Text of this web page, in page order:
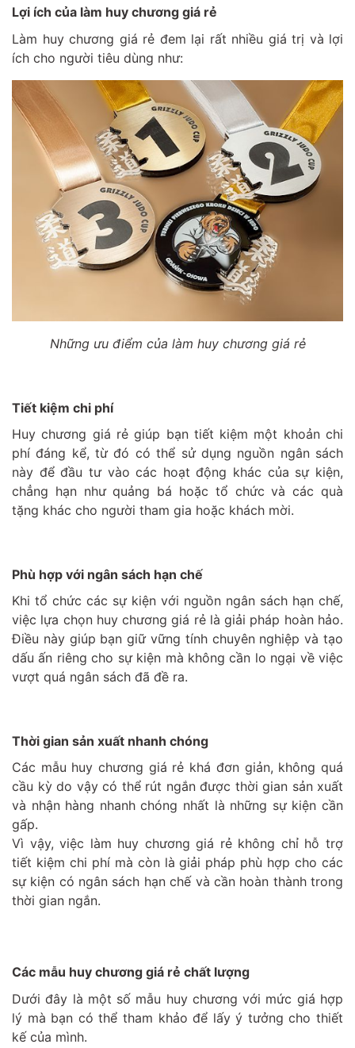
Lợi ích của làm huy chương giá rẻ
Làm huy chương giá rẻ đem lại rất nhiều giá trị và lợi
ích cho người tiêu dùng như:
Những ưu điểm của làm huy chương giá rẻ
Tiết kiệm chi phí
Huy chương giá rẻ giúp bạn tiết kiệm một khoản chi
phí đáng kể, từ đó có thể sử dụng nguồn ngân sách
này để đầu tư vào các hoạt động khác của sự kiện,
chẳng hạn như quảng bá hoặc tổ chức và các quà
tặng khác cho người tham gia hoặc khách mời.
Phù hợp với ngân sách hạn chế
Khi tổ chức các sự kiện với nguồn ngân sách hạn chế,
việc lựa chọn huy chương giá rẻ là giải pháp hoàn hảo.
Điều này giúp bạn giữ vững tính chuyên nghiệp và tạo
dấu ấn riêng cho sự kiện mà không cần lo ngại về việc
vượt quá ngân sách đã đề ra.
Thời gian sản xuất nhanh chóng
Các mẫu huy chương giá rẻ khá đơn giản, không quá
cầu kỳ do vậy có thể rút ngắn được thời gian sản xuất
và nhận hàng nhanh chóng nhất là những sự kiện cần
gấp.
Vì vậy, việc làm huy chương giá rẻ không chỉ hỗ trợ
tiết kiệm chi phí mà còn là giải pháp phù hợp cho các
sự kiện có ngân sách hạn chế và cần hoàn thành trong
thời gian ngắn.
Các mẫu huy chương giá rẻ chất lượng
Dưới đây là một số mẫu huy chương với mức giá hợp
lý mà bạn có thể tham khảo để lấy ý tưởng cho thiết
kế của mình.